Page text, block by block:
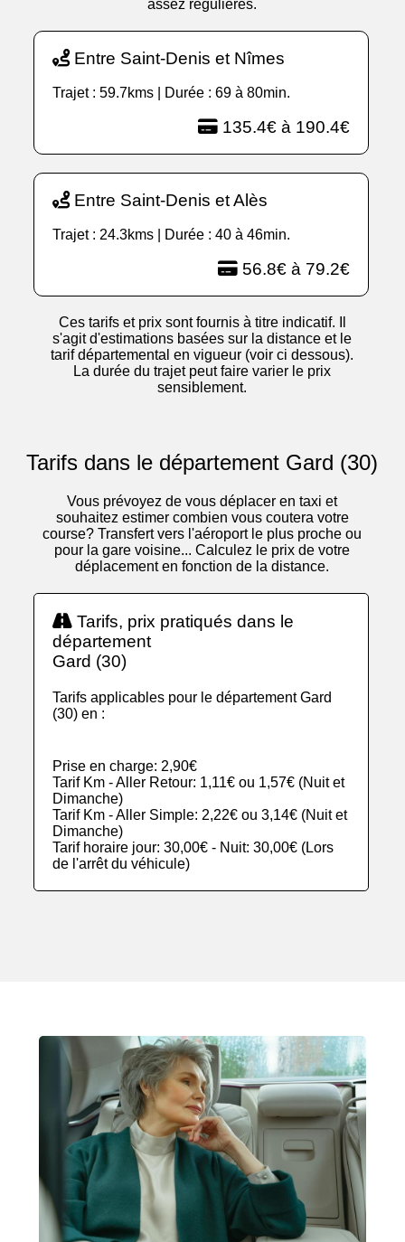
assez régulières.
Entre Saint-Denis et Nîmes
Trajet : 59.7kms | Durée : 69 à 80min.
135.4€ à 190.4€
Entre Saint-Denis et Alès
Trajet : 24.3kms | Durée : 40 à 46min.
56.8€ à 79.2€
Ces tarifs et prix sont fournis à titre indicatif. Il
s'agit d'estimations basées sur la distance et le
tarif départemental en vigueur (voir ci dessous).
La durée du trajet peut faire varier le prix
sensiblement.
Tarifs dans le département Gard (30)
Vous prévoyez de vous déplacer en taxi et
souhaitez estimer combien vous coutera votre
course? Transfert vers l'aéroport le plus proche ou
pour la gare voisine... Calculez le prix de votre
déplacement en fonction de la distance.
Tarifs, prix pratiqués dans le
département
Gard (30)
Tarifs applicables pour le département Gard
(30) en :
Prise en charge: 2,90€
Tarif Km - Aller Retour: 1,11€ ou 1,57€ (Nuit et
Dimanche)
Tarif Km - Aller Simple: 2,22€ ou 3,14€ (Nuit et
Dimanche)
Tarif horaire jour: 30,00€ - Nuit: 30,00€ (Lors
de l'arrêt du véhicule)